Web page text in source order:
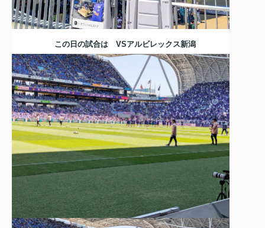
この日の試合は VSアルビレックス新潟